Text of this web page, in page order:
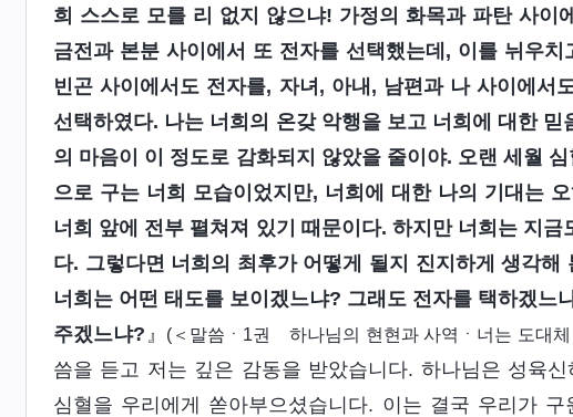
희 스스로 모를 리 없지 않으냐! 가정의 화목과 파탄 사이
금전과 본분 사이에서 또 전자를 선택했는데, 이를 뉘우
빈곤 사이에서도 전자를, 자녀, 아내, 남편과 나 사이에서
선택하였다. 나는 너희의 온갖 악행을 보고 너희에 대한
의 마음이 이 정도로 감화되지 않았을 줄이야. 오랜 세월
으로 구는 너희 모습이었지만, 너희에 대한 나의 기대는
너희 앞에 전부 펼쳐져 있기 때문이다. 하지만 너희는 지
다. 그렇다면 너희의 최후가 어떻게 될지 진지하게 생각
너희는 어떤 태도를 보이겠느냐? 그래도 전자를 택하겠느
주겠느냐? 』 (＜말씀ㆍ1권 하나님의 현현과 사역ㆍ너는 도대
씀을 듣고 저는 깊은 감동을 받았습니다. 하나님은 성육
심혈을 우리에게 쏟아부으셨습니다. 이는 결국 우리가